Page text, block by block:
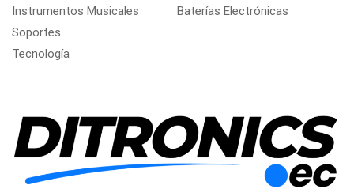
Instrumentos Musicales
Soportes
Tecnología
Baterías Electrónicas